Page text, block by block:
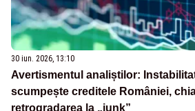
30 iun. 2026, 13:10
Avertismentul analiștilor:
scumpește creditele României,
retrogradarea la „junk”